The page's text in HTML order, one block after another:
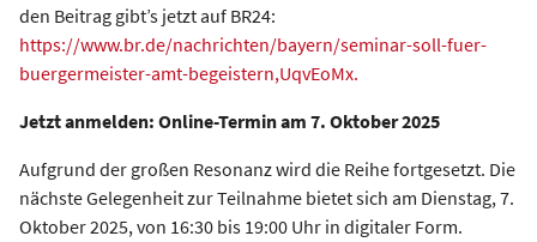
den Beitrag gibt’s jetzt auf BR24:
https://www.br.de/nachrichten/bayern/seminar-soll-fuer-
buergermeister-amt-begeistern,UqvEoMx.
Jetzt anmelden: Online-Termin am 7. Oktober 2025
Aufgrund der großen Resonanz wird die Reihe fortgesetzt. Die
nächste Gelegenheit zur Teilnahme bietet sich am Dienstag, 7.
Oktober 2025, von 16:30 bis 19:00 Uhr in digitaler Form.